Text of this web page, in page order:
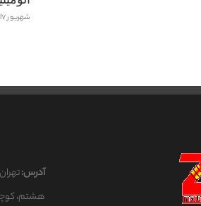
شهریور 7ام, 1404
آدرس:
هشتم، کوچه